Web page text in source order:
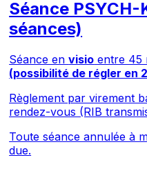
Séance
séances)
Séance envisio entre 45
(possibilité de régler en
Règlement par virement
rendez-vous (RIB
Toute séance annulée à
due.